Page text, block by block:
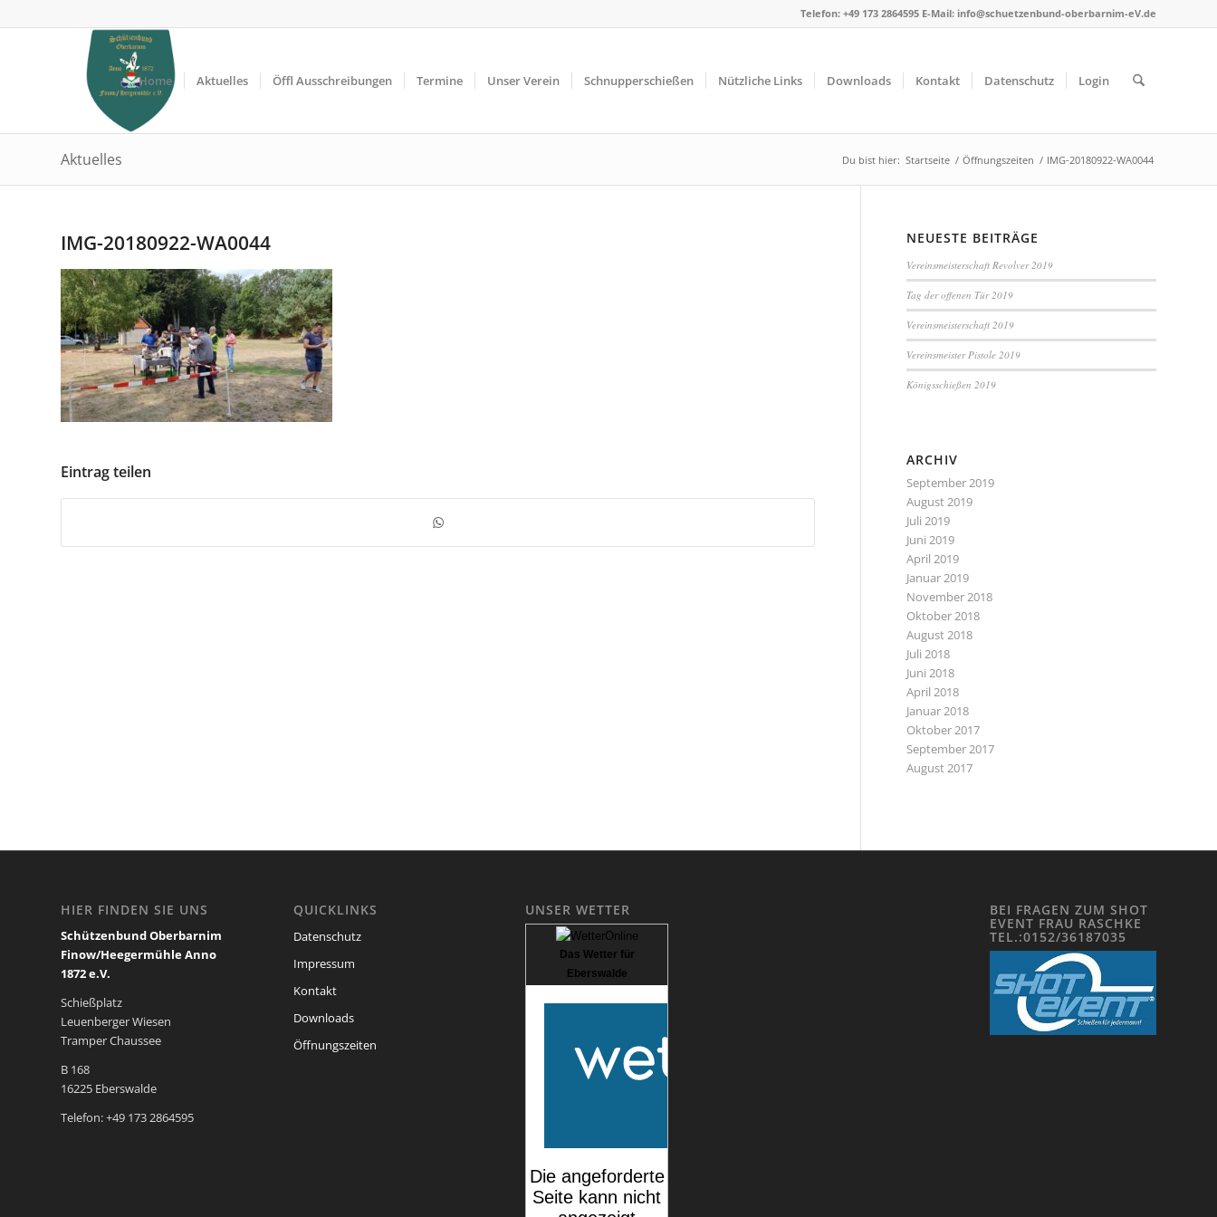
Telefon: +49 173 2864595 E-Mail: info@schuetzenbund-oberbarnim-eV.de
Home Aktuelles Öffl Ausschreibungen Termine Unser Verein Schnupperschießen Nützliche Links Downloads Kontakt Datenschutz Login
Aktuelles Du bist hier: Startseite / Öffnungszeiten / IMG-20180922-WA0044
IMG-20180922-WA0044
Eintrag teilen
NEUESTE BEITRÄGE
Vereinsmeisterschaft Revolver 2019
Tag der offenen Tür 2019
Vereinsmeisterschaft 2019
Vereinsmeister Pistole 2019
Königsschießen 2019
ARCHIV
September 2019
August 2019
Juli 2019
Juni 2019
April 2019
Januar 2019
November 2018
Oktober 2018
August 2018
Juli 2018
Juni 2018
April 2018
Januar 2018
Oktober 2017
September 2017
August 2017
HIER FINDEN SIE UNS
Schützenbund Oberbarnim
Finow/Heegermühle Anno
1872 e.V.
Schießplatz
Leuenberger Wiesen
Tramper Chaussee
B 168
16225 Eberswalde
Telefon: +49 173 2864595
QUICKLINKS
Datenschutz
Impressum
Kontakt
Downloads
Öffnungszeiten
UNSER WETTER
Das Wetter für
Eberswalde
BEI FRAGEN ZUM SHOT
EVENT FRAU RASCHKE
TEL.:0152/36187035